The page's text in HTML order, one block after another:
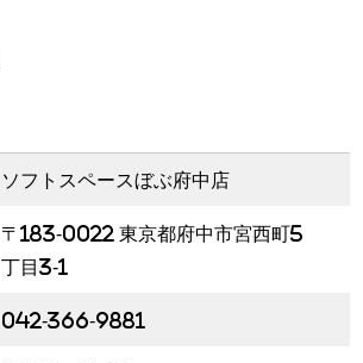
ソフトスペースぼぶ府中店
〒183-0022 東京都府中市宮西町5
丁目3-1
042-366-9881